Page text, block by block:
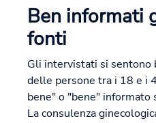
Ben informati
fonti
Gli intervistati si sentono
delle persone tra i 18 e i
bene" o "bene" informato
La consulenza